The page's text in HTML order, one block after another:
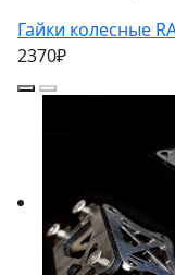
Гайки колесные
2370₽